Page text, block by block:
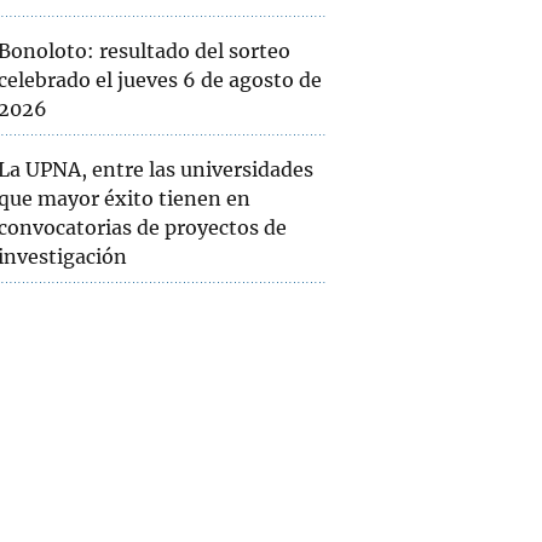
resultado del sorteo
el jueves 6 de agosto de
UPNA, entre las universidades
mayor éxito tienen en
de proyectos de